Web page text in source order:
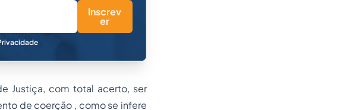
Inscrev
er
Justiça, com total acerto, ser
de coerção , como se infere